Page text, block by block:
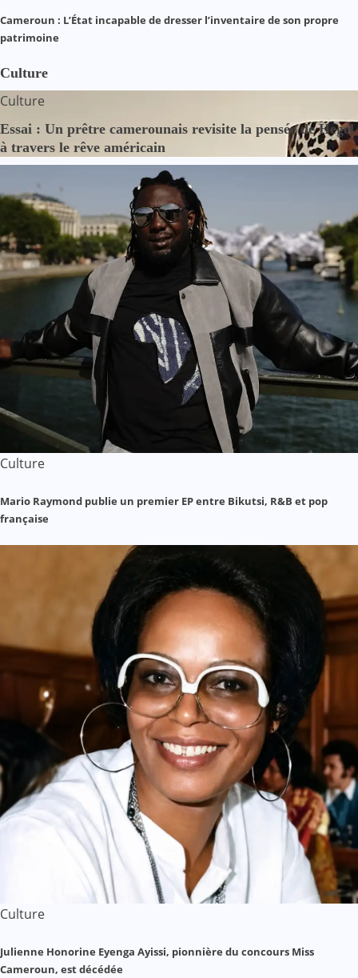
Cameroun : L’État incapable de dresser l’inventaire de son propre
patrimoine
Culture
Culture
Essai : Un prêtre camerounais revisite la pensée de Hegel
à travers le rêve américain
Culture
Mario Raymond publie un premier EP entre Bikutsi, R&B et pop
française
Culture
Julienne Honorine Eyenga Ayissi, pionnière du concours Miss
Cameroun, est décédée